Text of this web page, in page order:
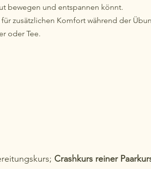
bewegen und entspannen könnt.
zusätzlichen Komfort während der
oder Tee.
Crashkurs reiner